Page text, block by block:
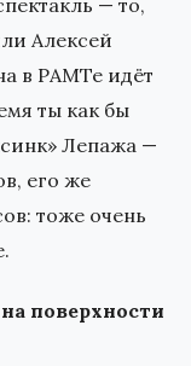
— то,
Алексей
в РАМТе идёт
ты как бы
Лепажа —
его же
тоже очень
поверхности